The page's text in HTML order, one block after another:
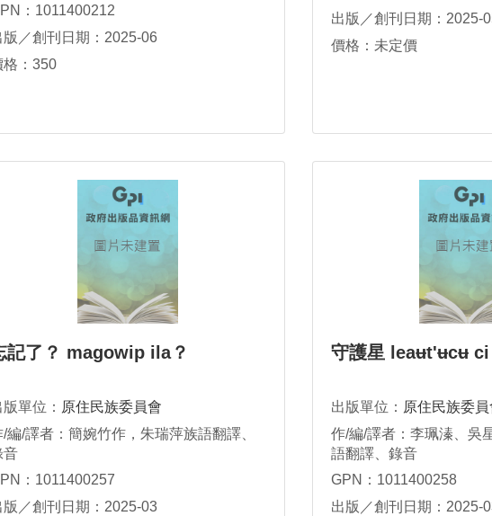
：1011400212
版／創刊日期：2025-06
格：350
出版／創刊日期：2025-
價格：未定價
記了？ magowip ila？
版單位： 原住民族委員會
/編/譯者：簡婉竹作，朱瑞萍族語翻譯、
音
：1011400257
版／創刊日期：2025-03
守護星 leaʉt'ʉcʉ
出版單位： 原住民族委員
作/編/譯者：李珮溱、吳
語翻譯、錄音
GPN：1011400258
出版／創刊日期：2025-